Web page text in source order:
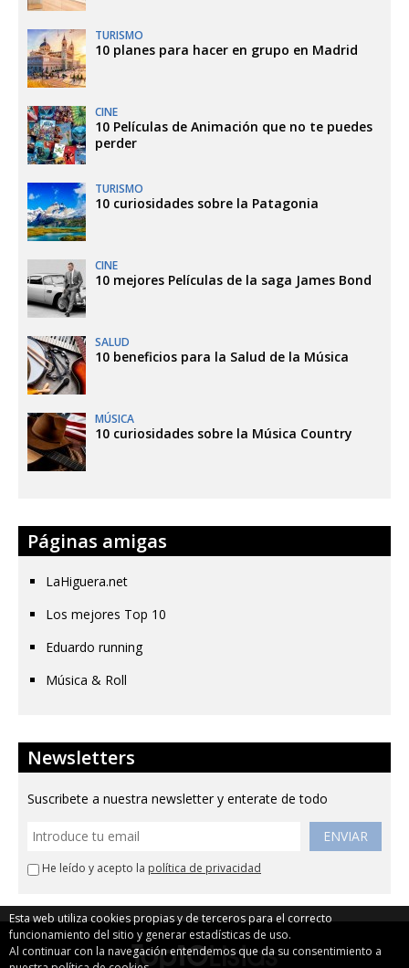
TURISMO
10 planes para hacer en grupo en Madrid
CINE
10 Películas de Animación que no te puedes
perder
TURISMO
10 curiosidades sobre la Patagonia
CINE
10 mejores Películas de la saga James Bond
SALUD
10 beneficios para la Salud de la Música
MÚSICA
10 curiosidades sobre la Música Country
Páginas amigas
LaHiguera.net
Los mejores Top 10
Eduardo running
Música & Roll
Newsletters
Suscribete a nuestra newsletter y enterate de todo
ENVIAR
He leído y acepto la política de privacidad
Esta web utiliza cookies propias y de terceros para el correcto
funcionamiento del sitio y generar estadísticas de uso.
Al continuar con la navegación entendemos que da su consentimiento a